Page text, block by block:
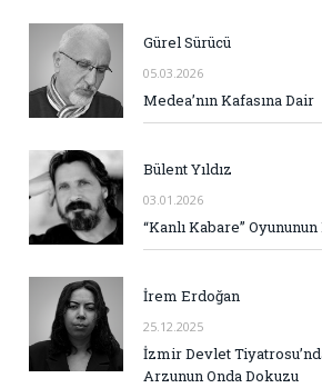
Gürel Sürücü
05.03.2026
Medea’nın Kafasına Dair
Bülent Yıldız
03.01.2026
“Kanlı Kabare”
İrem Erdoğan
25.12.2025
İzmir Devlet
Arzunun Onda Dokuzu